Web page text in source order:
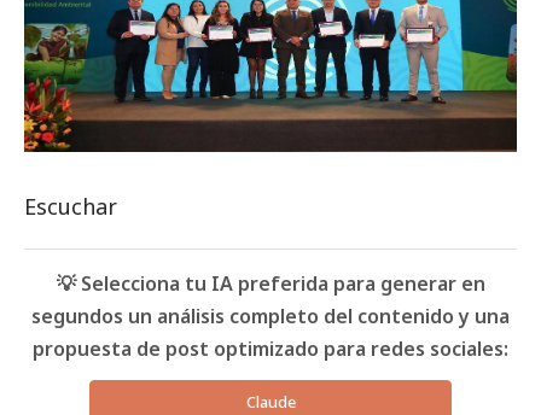
Escuchar
💡 Selecciona tu IA preferida para generar en
segundos un análisis completo del contenido y una
propuesta de post optimizado para redes sociales:
Claude